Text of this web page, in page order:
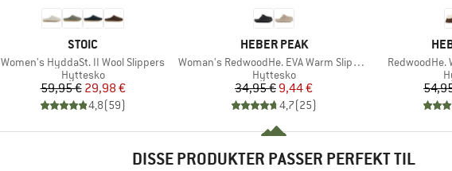
MÆRKE
STOIC
Artikel
Women's HyddaSt. II Wool Slippers
Produktgruppe
Hyttesko
Pris
59,95 €Nedsat pris
29,98 €
4,8(59)
MÆRKE
HEBER PEAK
Artikel
Woman's RedwoodHe. EVA Warm Slippers
Produktgruppe
Hyttesko
Pris
34,95 €Nedsat pris
9,44 €
4,7(25)
Artikel
RedwoodHe.
DISSE PRODUKTER PASSER PERFEKT TIL